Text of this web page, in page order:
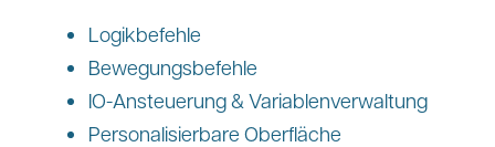
Logikbefehle
Bewegungsbefehle
IO-Ansteuerung & Variablenverwaltung
Personalisierbare Oberfläche